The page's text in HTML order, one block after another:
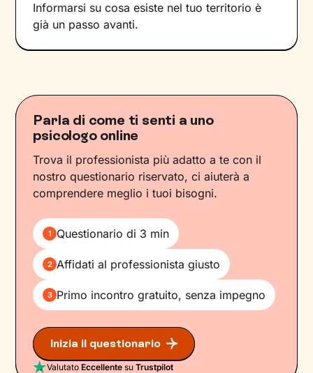
Informarsi su cosa esiste nel tuo territorio è
già un passo avanti.
Parla di come ti senti a uno
psicologo online
Trova il professionista più adatto a te con il
nostro questionario riservato, ci aiuterà a
comprendere meglio i tuoi bisogni.
1 Questionario di 3 min
2 Affidati al professionista giusto
3 Primo incontro gratuito, senza impegno
Inizia il questionario
ValutatoEccellente suTrustpilot